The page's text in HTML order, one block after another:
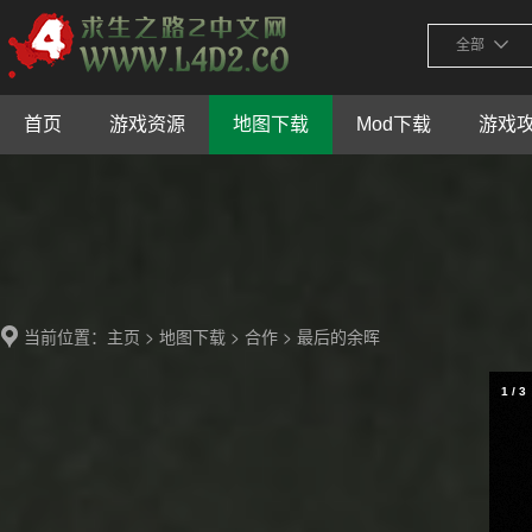
全部
首页 游戏资源 地图下载 Mod下载 游戏
当前位置： 主页 > 地图下载 > 合作 > 最后的余晖
1 / 3